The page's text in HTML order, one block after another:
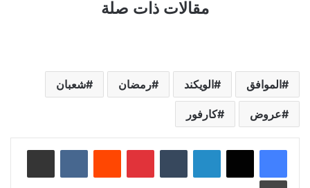
مقالات ذات صلة
الموافق الويكند رمضان شعبان
عروض كارفور
لينكدإن بينتيريست